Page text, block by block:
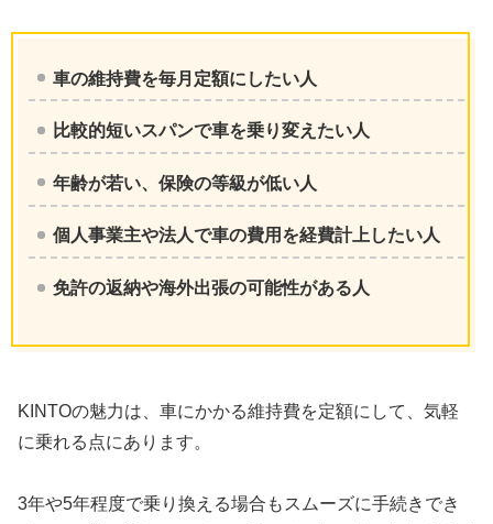
車の維持費を毎月定額にしたい人
比較的短いスパンで車を乗り変えたい人
年齢が若い、保険の等級が低い人
個人事業主や法人で車の費用を経費計上したい人
免許の返納や海外出張の可能性がある人
KINTOの魅力は、車にかかる維持費を定額にして、気軽
に乗れる点にあります。
3年や5年程度で乗り換える場合もスムーズに手続きでき